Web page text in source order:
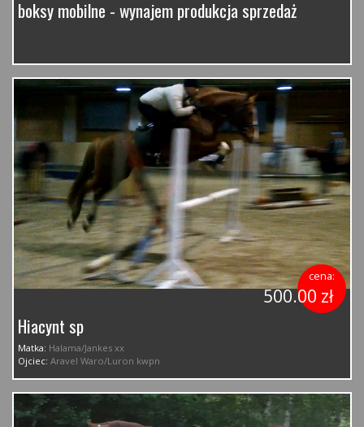
boksy mobilne - wynajem produkcja sprzedaż
cena:
500.00 zł
Hiacynt sp
Matka: Halama/Jankes xx
Ojciec: Aravel Waro/Luron kwpn